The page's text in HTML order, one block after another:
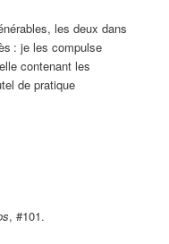
les deux dans
: je les compulse
contenant les
de pratique
, #101.